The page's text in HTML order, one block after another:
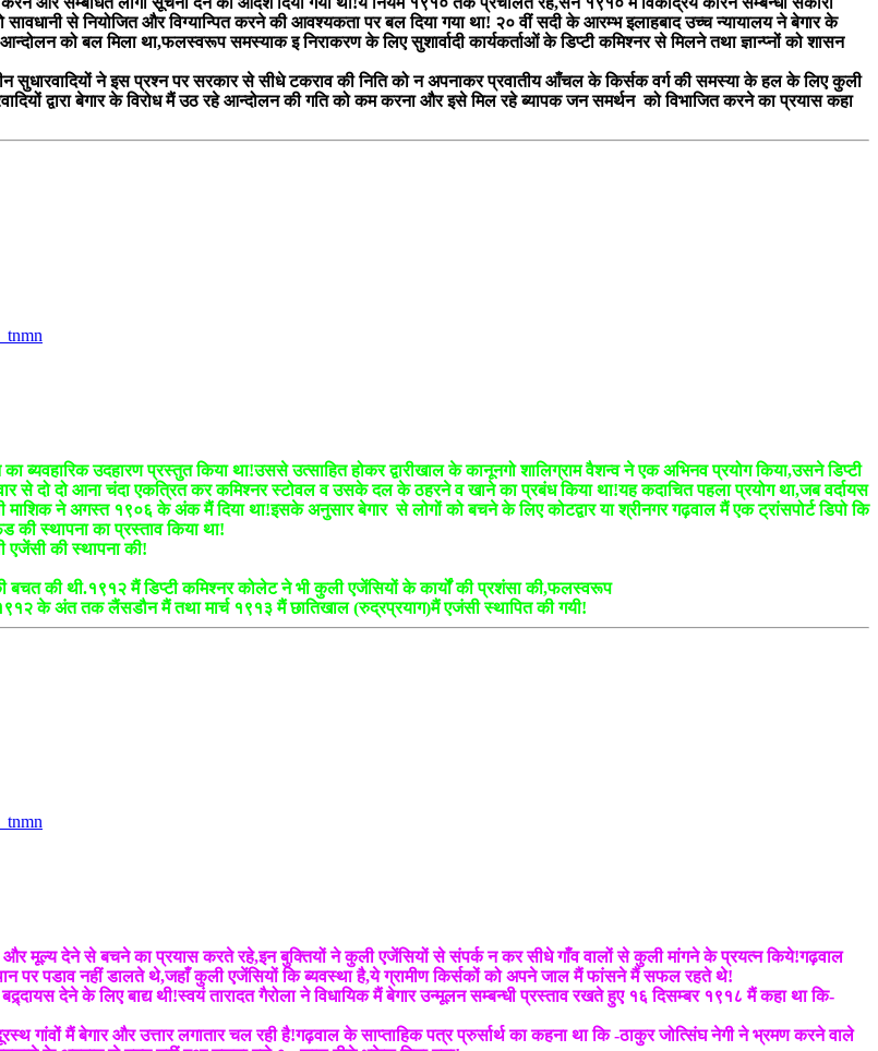
से नियोजित और विग्यान्पित करने की आवश्यकता पर बल दिया गया था! २० वीं सदी के आरम्भ इलाहबाद उच्च न्यायालय ने बेगार के
आन्दोलन को बल मिला था,फलस्वरूप समस्याक इ निराकरण के लिए सुशार्वादी कार्यकर्ताओं के डिप्टी कमिश्नर से मिलने तथा ज्ञान्प्नों को शासन
सुधारवादियों ने इस प्रश्न पर सरकार से सीधे टकराव की निति को न अपनाकर प्रवातीय आँचल के किर्सक वर्ग की समस्या के हल के लिए कुली
द्वारा बेगार के विरोध मैं उठ रहे आन्दोलन की गति को कम करना और इसे मिल रहे ब्यापक जन समर्थन को विभाजित करने का प्रयास कहा
ब्यवहारिक उदहारण प्रस्तुत किया था!उससे उत्साहित होकर द्वारीखाल के कानूनगो शालिग्राम वैशन्व ने एक अभिनव प्रयोग किया,उसने डिप्टी
से दो दो आना चंदा एकत्रित कर कमिश्नर स्टोवल व उसके दल के ठहरने व खाने का प्रबंध किया था!यह कदाचित पहला प्रयोग था,जब वर्दायस
ने अगस्त १९०६ के अंक मैं दिया था!इसके अनुसार बेगार से लोगों को बचने के लिए कोटद्वार या श्रीनगर गढ़वाल मैं एक ट्रांसपोर्ट डिपो कि
की स्थापना का प्रस्ताव किया था!
की स्थापना की!
की थी.१९१२ मैं डिप्टी कमिश्नर कोलेट ने भी कुली एजेंसियों के कार्यों की प्रशंसा की,फलस्वरूप
के अंत तक लैंसडौन मैं तथा मार्च १९१३ मैं छातिखाल (रुद्रप्रयाग)मैं एजंसी स्थापित की गयी!
और मूल्य देने से बचने का प्रयास करते रहे,इन बुक्तियों ने कुली एजेंसियों से संपर्क न कर सीधे गाँव वालों से कुली मांगने के प्रयत्न किये!गढ़वाल
पर पडाव नहीं डालते थे,जहाँ कुली एजेंसियों कि ब्यवस्था है,ये ग्रामीण किर्सकों को अपने जाल मैं फांसने मैं सफल रहते थे!
देने के लिए बाद्य थी!स्वयं तारादत गैरोला ने विधायिक मैं बेगार उन्मूलन सम्बन्धी प्रस्ताव रखते हुए १६ दिसम्बर १९१८ मैं कहा था कि-
गांवों मैं बेगार और उत्तार लगातार चल रही है!गढ़वाल के साप्ताहिक पत्र प्रुर्सार्थ का कहना था कि -ठाकुर जोत्सिंघ नेगी ने भ्रमण करने वाले